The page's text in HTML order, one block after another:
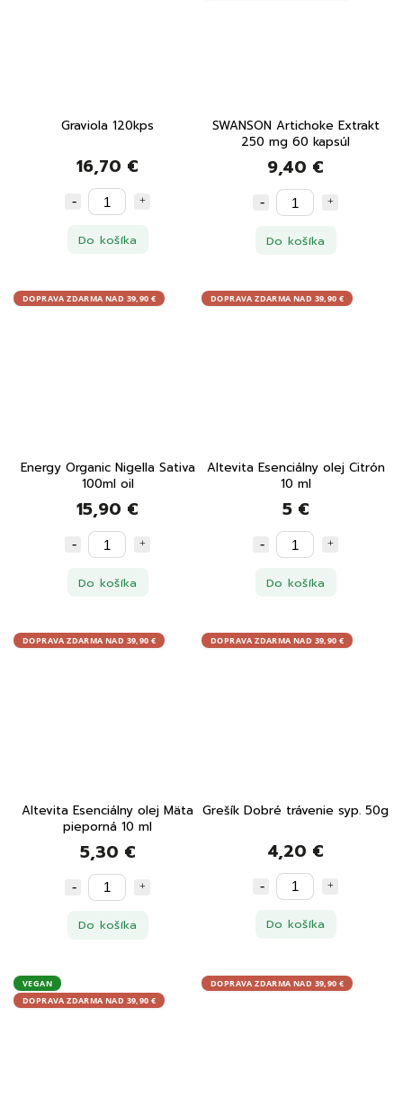
Graviola 120kps
16,70 €
Do košíka
SWANSON Artichoke Extrakt
250 mg 60 kapsúl
9,40 €
Do košíka
DOPRAVA ZDARMA NAD 39,90 €
Energy Organic Nigella Sativa
100ml oil
15,90 €
Do košíka
DOPRAVA ZDARMA NAD 39,90 €
Altevita Esenciálny olej Citrón
10 ml
5 €
Do košíka
DOPRAVA ZDARMA NAD 39,90 €
Altevita Esenciálny olej Mäta
pieporná 10 ml
5,30 €
Do košíka
DOPRAVA ZDARMA NAD 39,90 €
Grešík Dobré trávenie syp. 50g
4,20 €
Do košíka
VEGAN
DOPRAVA ZDARMA NAD 39,90 €
DOPRAVA ZDARMA NAD 39,90 €